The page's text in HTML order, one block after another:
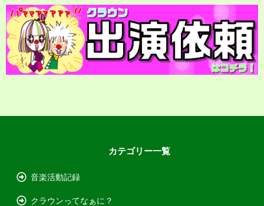
カテゴリー一覧
音楽活動記録
クラウンってなぁに？